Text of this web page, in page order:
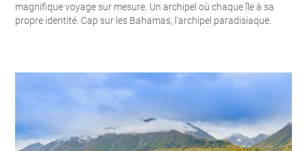
magnifique voyage sur mesure. Un archipel où chaque île à sa
propre identité. Cap sur les Bahamas, l'archipel paradisiaque.